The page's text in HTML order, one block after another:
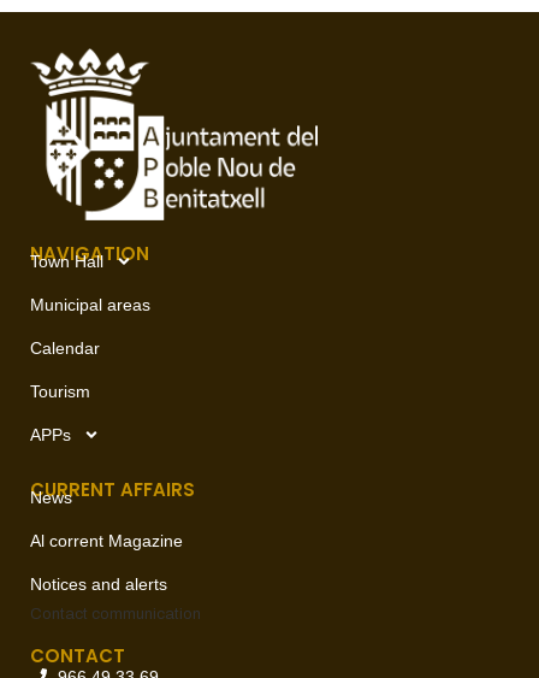
NAVIGATION
Town Hall
Municipal areas
Calendar
Tourism
APPs
CURRENT AFFAIRS
News
Al corrent Magazine
Notices and alerts
Contact communication
CONTACT